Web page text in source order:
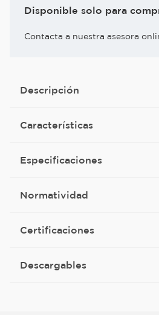
Disponible solo para
Contacta a nuestra asesora
Descripción
Características
Especificaciones
Normatividad
Certificaciones
Descargables